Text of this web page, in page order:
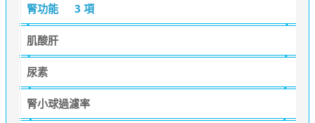
腎功能 3 項
肌酸肝
尿素
腎小球過濾率